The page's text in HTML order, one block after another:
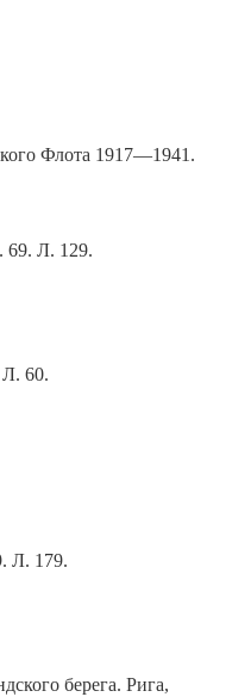
Флота 1917—1941.
Л. 129.
60.
Л. 179.
берега. Рига,